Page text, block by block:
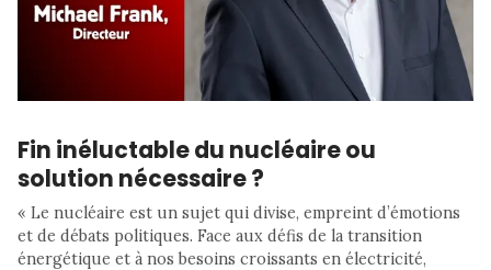
Fin inéluctable du nucléaire ou
solution nécessaire ?
« Le nucléaire est un sujet qui divise, empreint d’émotions
et de débats politiques. Face aux défis de la transition
énergétique et à nos besoins croissants en électricité,